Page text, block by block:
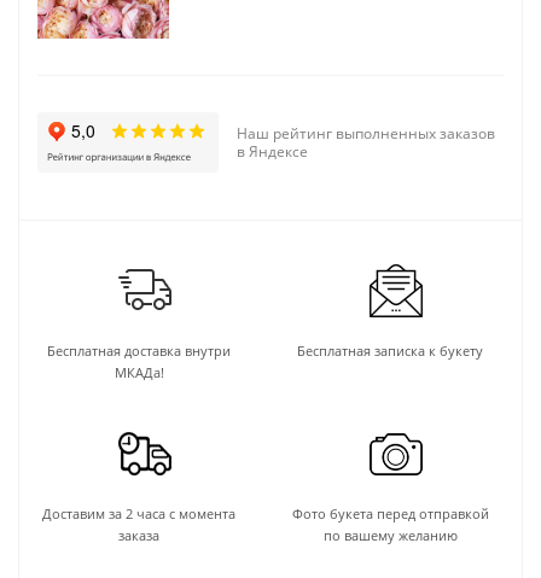
Наш рейтинг выполненных заказов
в Яндексе
Бесплатная доставка внутри
МКАДа!
Бесплатная записка к букету
Доставим за 2 часа с момента
заказа
Фото букета перед отправкой
по вашему желанию